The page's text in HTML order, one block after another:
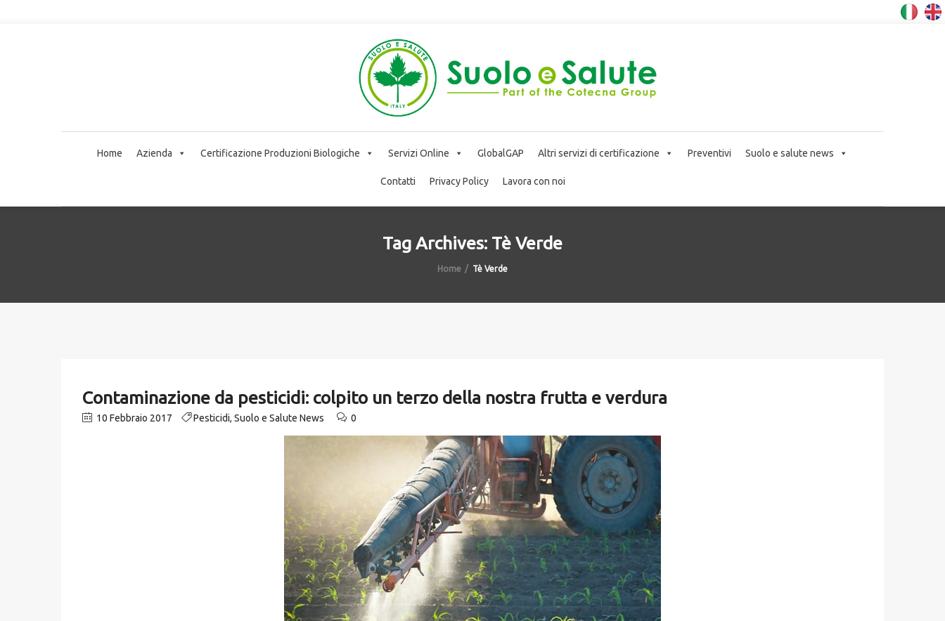
Home Azienda Certificazione Produzioni Biologiche Servizi Online GlobalGAP Altri servizi di certificazione Preventivi Suolo e salute news
Contatti Privacy Policy Lavora con noi
Tag Archives: Tè Verde
Home Tè Verde
Contaminazione da pesticidi: colpito un terzo della nostra frutta e verdura
10 Febbraio 2017 Pesticidi, Suolo e Salute News 0